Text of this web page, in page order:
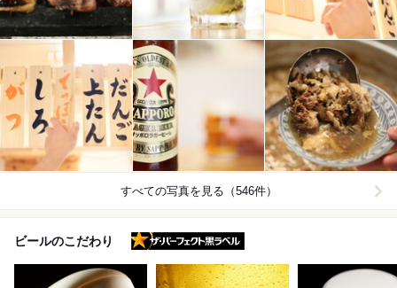
すべての写真を見る（546件）
ビールのこだわり